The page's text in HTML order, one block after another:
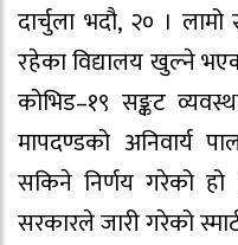
दार्चुला भदौ, २० ।
रहेका विद्यालय खुल्ने
कोभिड–१९ सङ्कट
मापदण्डको अनिवार्य
सकिने निर्णय गरेको हो
सरकारले जारी गरेको